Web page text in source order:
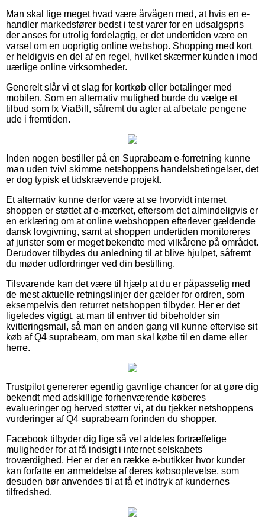
Man skal lige meget hvad være årvågen med, at hvis en e-
handler markedsfører bedst i test varer for en udsalgspris
der anses for utrolig fordelagtig, er det undertiden være en
varsel om en uoprigtig online webshop. Shopping med kort
er heldigvis en del af en regel, hvilket skærmer kunden imod
uærlige online virksomheder.
Generelt slår vi et slag for kortkøb eller betalinger med
mobilen. Som en alternativ mulighed burde du vælge et
tilbud som fx ViaBill, såfremt du agter at afbetale pengene
ude i fremtiden.
Inden nogen bestiller på en Suprabeam e-forretning kunne
man uden tvivl skimme netshoppens handelsbetingelser, det
er dog typisk et tidskrævende projekt.
Et alternativ kunne derfor være at se hvorvidt internet
shoppen er støttet af e-mærket, eftersom det almindeligvis er
en erklæring om at online webshoppen efterlever gældende
dansk lovgivning, samt at shoppen undertiden monitoreres
af jurister som er meget bekendte med vilkårene på området.
Derudover tilbydes du anledning til at blive hjulpet, såfremt
du møder udfordringer ved din bestilling.
Tilsvarende kan det være til hjælp at du er påpasselig med
de mest aktuelle retningslinjer der gælder for ordren, som
eksempelvis den returret netshoppen tilbyder. Her er det
ligeledes vigtigt, at man til enhver tid bibeholder sin
kvitteringsmail, så man en anden gang vil kunne eftervise sit
køb af Q4 suprabeam, om man skal købe til en dame eller
herre.
Trustpilot genererer egentlig gavnlige chancer for at gøre dig
bekendt med adskillige forhenværende køberes
evalueringer og herved støtter vi, at du tjekker netshoppens
vurderinger af Q4 suprabeam forinden du shopper.
Facebook tilbyder dig lige så vel aldeles fortræffelige
muligheder for at få indsigt i internet selskabets
troværdighed. Her er der en række e-butikker hvor kunder
kan forfatte en anmeldelse af deres købsoplevelse, som
desuden bør anvendes til at få et indtryk af kundernes
tilfredshed.